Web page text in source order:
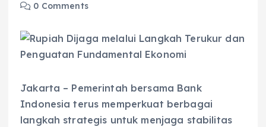
0 Comments
Jakarta – Pemerintah bersama Bank
Indonesia terus memperkuat berbagai
langkah strategis untuk menjaga stabilitas